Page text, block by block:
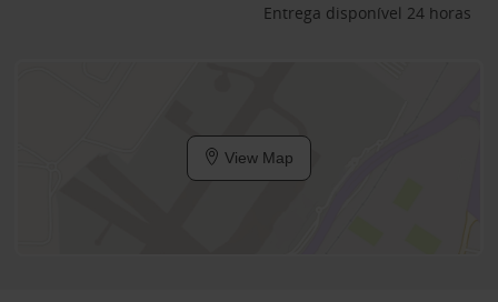
Entrega disponível 24 horas
View Map